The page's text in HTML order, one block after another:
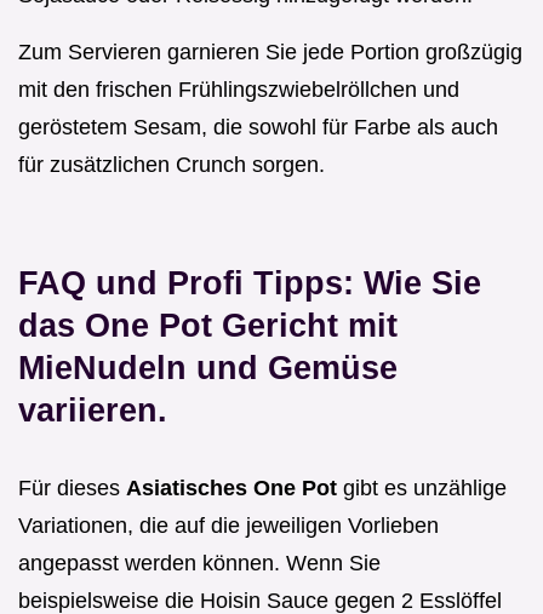
Zum Servieren garnieren Sie jede Portion großzügig
mit den frischen Frühlingszwiebelröllchen und
geröstetem Sesam, die sowohl für Farbe als auch
für zusätzlichen Crunch sorgen.
FAQ und Profi Tipps: Wie Sie
das One Pot Gericht mit
MieNudeln und Gemüse
variieren.
Für dieses Asiatisches One Pot gibt es unzählige
Variationen, die auf die jeweiligen Vorlieben
angepasst werden können. Wenn Sie
beispielsweise die Hoisin Sauce gegen 2 Esslöffel